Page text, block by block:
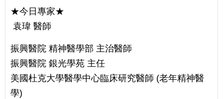
★今日專家★
袁瑋 醫師
振興醫院 精神醫學部 主治醫師
振興醫院 銀光學苑 主任
美國杜克大學醫學中心臨床研究醫師 (老年精神醫
學)